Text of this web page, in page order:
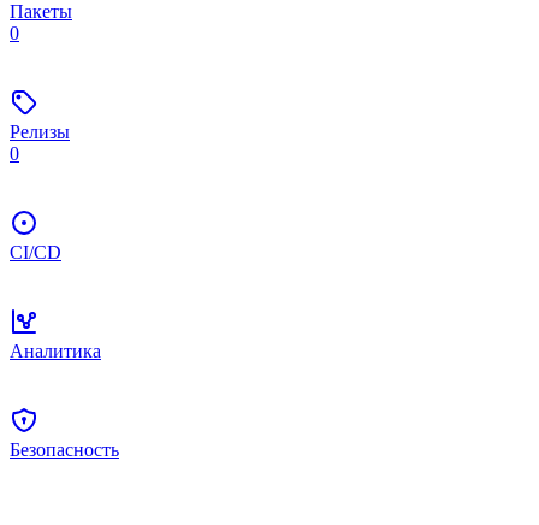
Пакеты
0
Релизы
0
CI/CD
Аналитика
Безопасность